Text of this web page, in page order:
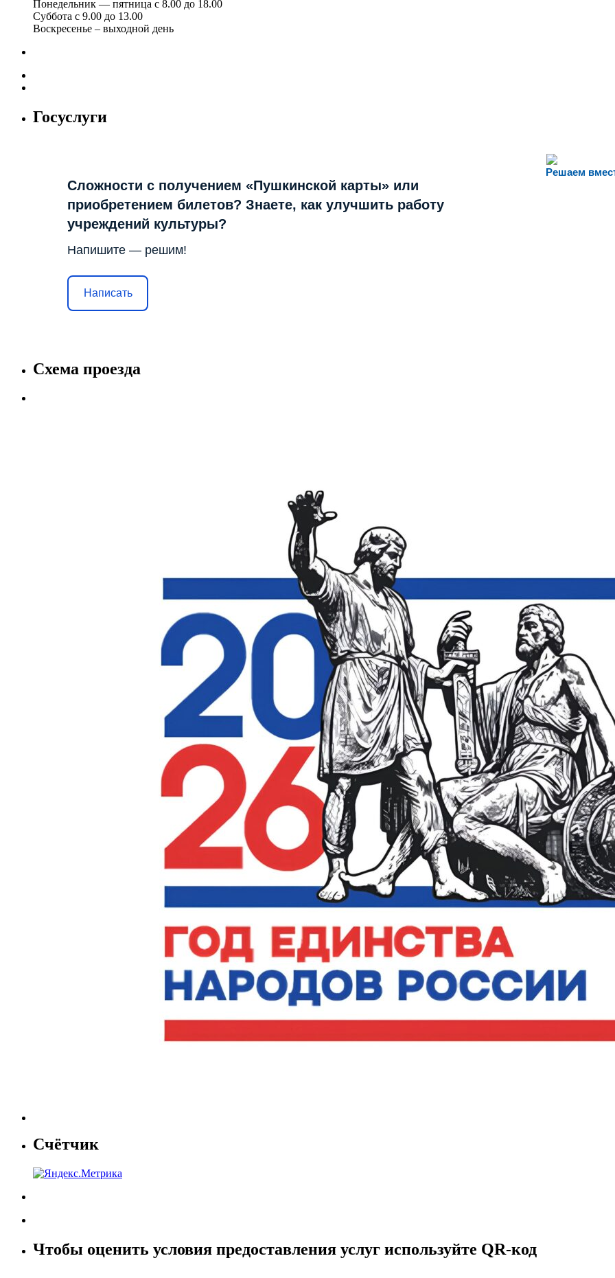
Понедельник — пятница с 8.00 до 18.00
Суббота с 9.00 до 13.00
Воскресенье – выходной день
Госуслуги
Решаем
Сложности с получением «Пушкинской карты» или
приобретением билетов? Знаете, как улучшить работу
учреждений культуры?
Напишите — решим!
Написать
Схема проезда
Счётчик
Чтобы оценить условия предоставления услуг используйте QR-код